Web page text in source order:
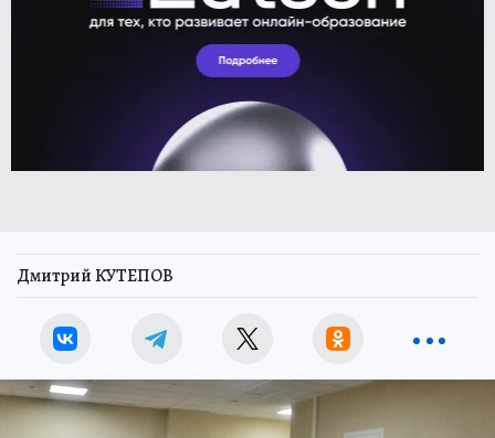
Дмитрий КУТЕПОВ